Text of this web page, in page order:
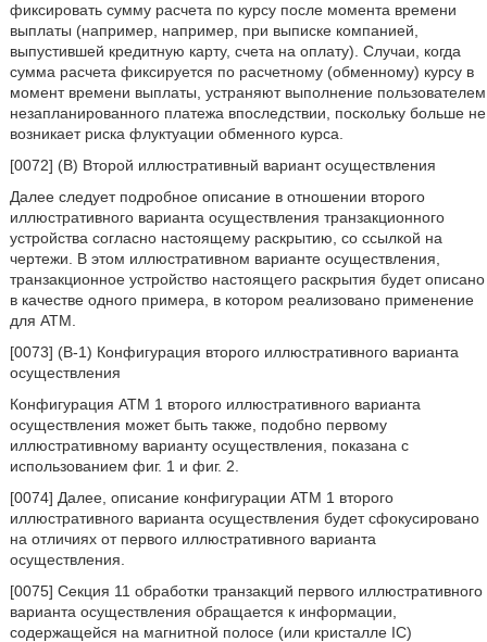
фиксировать сумму расчета по курсу после момента времени
выплаты (например, например, при выписке компанией,
выпустившей кредитную карту, счета на оплату). Случаи, когда
сумма расчета фиксируется по расчетному (обменному) курсу в
момент времени выплаты, устраняют выполнение пользователем
незапланированного платежа впоследствии, поскольку больше не
возникает риска флуктуации обменного курса.
[0072] (B) Второй иллюстративный вариант осуществления
Далее следует подробное описание в отношении второго
иллюстративного варианта осуществления транзакционного
устройства согласно настоящему раскрытию, со ссылкой на
чертежи. В этом иллюстративном варианте осуществления,
транзакционное устройство настоящего раскрытия будет описано
в качестве одного примера, в котором реализовано применение
для ATM.
[0073] (В-1) Конфигурация второго иллюстративного варианта
осуществления
Конфигурация ATM 1 второго иллюстративного варианта
осуществления может быть также, подобно первому
иллюстративному варианту осуществления, показана с
использованием фиг. 1 и фиг. 2.
[0074] Далее, описание конфигурации ATM 1 второго
иллюстративного варианта осуществления будет сфокусировано
на отличиях от первого иллюстративного варианта
осуществления.
[0075] Секция 11 обработки транзакций первого иллюстративного
варианта осуществления обращается к информации,
содержащейся на магнитной полосе (или кристалле IC)